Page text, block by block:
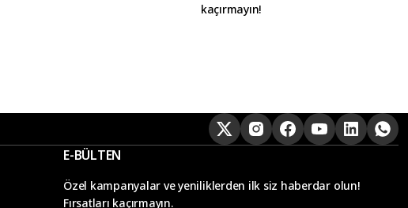
kaçırmayın!
E-BÜLTEN
Özel kampanyalar ve yeniliklerden ilk siz haberdar olun!
Fırsatları kaçırmayın.